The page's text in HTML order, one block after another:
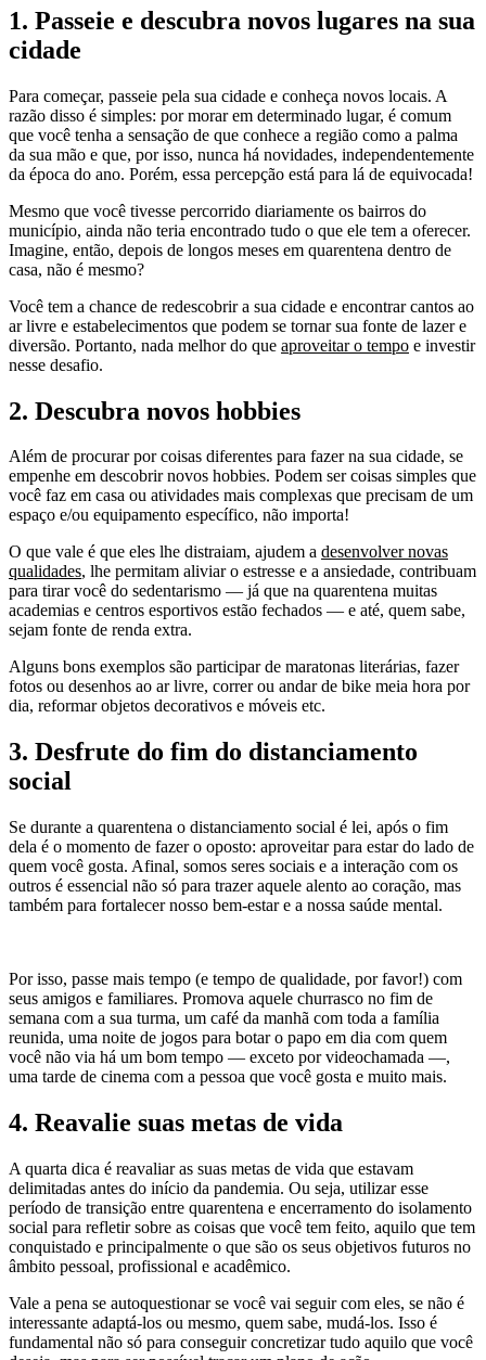
1. Passeie e descubra novos lugares na sua
cidade
Para começar, passeie pela sua cidade e conheça novos locais. A
razão disso é simples: por morar em determinado lugar, é comum
que você tenha a sensação de que conhece a região como a palma
da sua mão e que, por isso, nunca há novidades, independentemente
da época do ano. Porém, essa percepção está para lá de equivocada!
Mesmo que você tivesse percorrido diariamente os bairros do
município, ainda não teria encontrado tudo o que ele tem a oferecer.
Imagine, então, depois de longos meses em quarentena dentro de
casa, não é mesmo?
Você tem a chance de redescobrir a sua cidade e encontrar cantos ao
ar livre e estabelecimentos que podem se tornar sua fonte de lazer e
diversão. Portanto, nada melhor do que aproveitar o tempo e investir
nesse desafio.
2. Descubra novos hobbies
Além de procurar por coisas diferentes para fazer na sua cidade, se
empenhe em descobrir novos hobbies. Podem ser coisas simples que
você faz em casa ou atividades mais complexas que precisam de um
espaço e/ou equipamento específico, não importa!
O que vale é que eles lhe distraiam, ajudem a desenvolver novas
qualidades, lhe permitam aliviar o estresse e a ansiedade, contribuam
para tirar você do sedentarismo — já que na quarentena muitas
academias e centros esportivos estão fechados — e até, quem sabe,
sejam fonte de renda extra.
Alguns bons exemplos são participar de maratonas literárias, fazer
fotos ou desenhos ao ar livre, correr ou andar de bike meia hora por
dia, reformar objetos decorativos e móveis etc.
3. Desfrute do fim do distanciamento
social
Se durante a quarentena o distanciamento social é lei, após o fim
dela é o momento de fazer o oposto: aproveitar para estar do lado de
quem você gosta. Afinal, somos seres sociais e a interação com os
outros é essencial não só para trazer aquele alento ao coração, mas
também para fortalecer nosso bem-estar e a nossa saúde mental.
Por isso, passe mais tempo (e tempo de qualidade, por favor!) com
seus amigos e familiares. Promova aquele churrasco no fim de
semana com a sua turma, um café da manhã com toda a família
reunida, uma noite de jogos para botar o papo em dia com quem
você não via há um bom tempo — exceto por videochamada —,
uma tarde de cinema com a pessoa que você gosta e muito mais.
4. Reavalie suas metas de vida
A quarta dica é reavaliar as suas metas de vida que estavam
delimitadas antes do início da pandemia. Ou seja, utilizar esse
período de transição entre quarentena e encerramento do isolamento
social para refletir sobre as coisas que você tem feito, aquilo que tem
conquistado e principalmente o que são os seus objetivos futuros no
âmbito pessoal, profissional e acadêmico.
Vale a pena se autoquestionar se você vai seguir com eles, se não é
interessante adaptá-los ou mesmo, quem sabe, mudá-los. Isso é
fundamental não só para conseguir concretizar tudo aquilo que você